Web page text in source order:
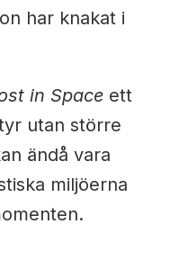
har knakat i
in Spaceett
utan större
ändå vara
miljöerna